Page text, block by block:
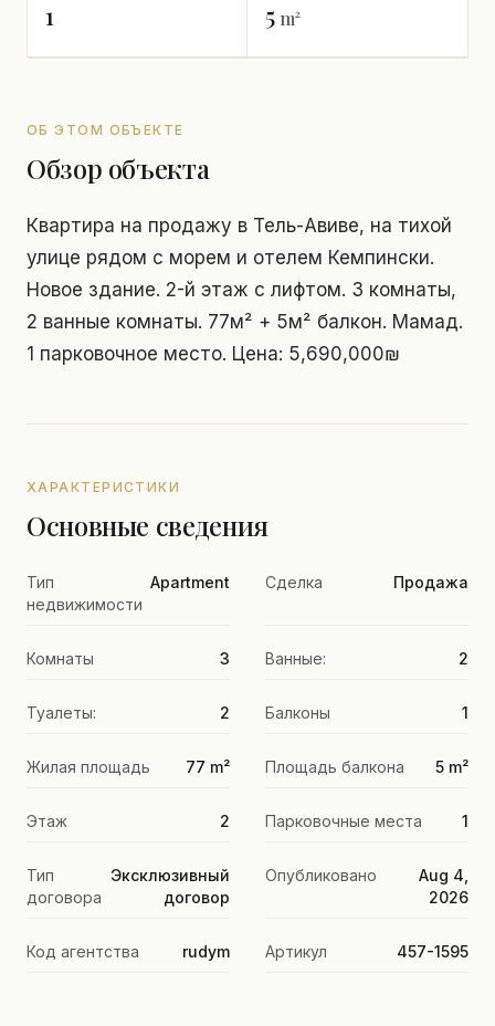
1 5 m²
ОБ ЭТОМ ОБЪЕКТЕ
Обзор объекта
Квартира на продажу в Тель-Авиве, на тихой
улице рядом с морем и отелем Кемпински.
Новое здание. 2-й этаж с лифтом. 3 комнаты,
2 ванные комнаты. 77м² + 5м² балкон. Мамад.
1 парковочное место. Цена: 5,690,000₪
ХАРАКТЕРИСТИКИ
Основные сведения
Тип
недвижимости
Apartment Сделка Продажа
Комнаты 3 Ванные: 2
Туалеты: 2 Балконы 1
Жилая площадь 77 m² Площадь балкона 5 m²
Этаж 2 Парковочные места 1
Тип
договора
Эксклюзивный
договор
Опубликовано
Aug 4,
2026
Код агентства rudym Артикул 457-1595